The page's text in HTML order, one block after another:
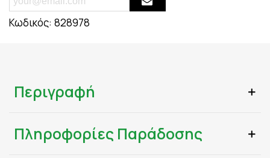
Κωδικός: 828978
Περιγραφή
Πληροφορίες Παράδοσης